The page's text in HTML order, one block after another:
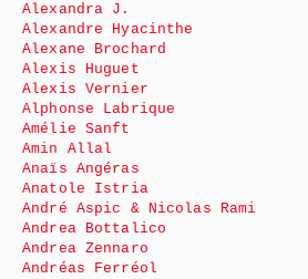
Alexandra J.
Alexandre Hyacinthe
Alexane Brochard
Alexis Huguet
Alexis Vernier
Alphonse Labrique
Amélie Sanft
Amin Allal
Anaïs Angéras
Anatole Istria
André Aspic & Nicolas Rami
Andrea Bottalico
Andrea Zennaro
Andréas Ferréol